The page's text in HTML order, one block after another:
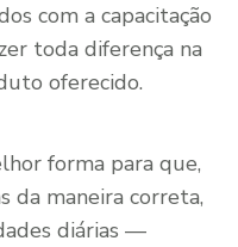
com a capacitação
toda diferença na
oferecido.
forma para que,
da maneira correta,
diárias —